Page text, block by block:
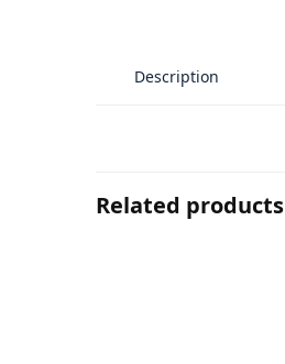
Description
Related products